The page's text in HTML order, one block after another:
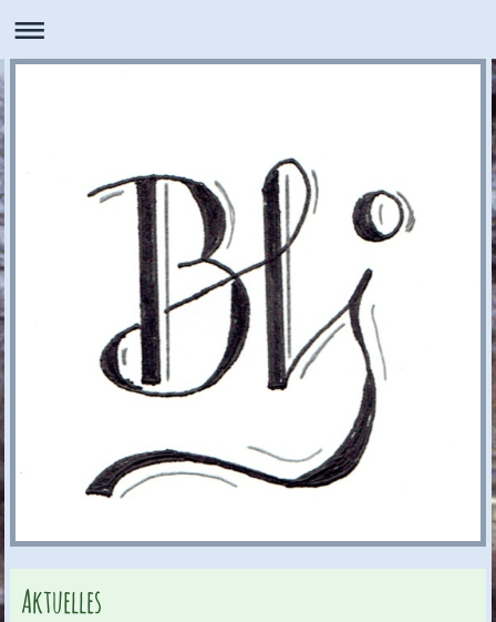
Aktuelles